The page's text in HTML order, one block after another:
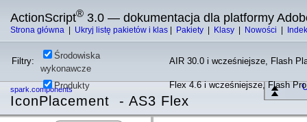
ActionScript® 3.0 — dokumentacja dla platformy
Strona główna Ukryj listę pakietów i klas Pakiety Klasy Nowości
Filtry:
Środowiska
wykonawcze
AIR 30.0 i wcześniejsze, Flash
Produkty Flex 4.6 i wcześniejsze, Flash
spark.components
IconPlacement - AS3 Flex